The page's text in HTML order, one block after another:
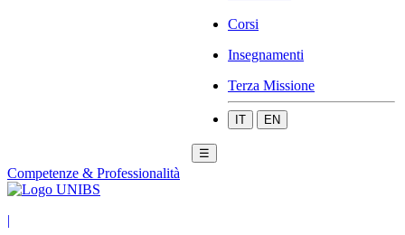
Corsi
Insegnamenti
Terza Missione
IT EN
☰
Competenze & Professionalità
|